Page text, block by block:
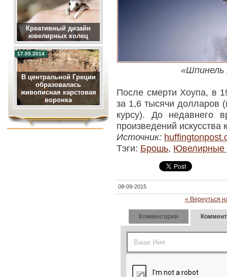
Креативный дизайн
ювелирных колец
В центральной Греции
образовалась
живописная карстовая
воронка
17.05.2014
«Шпинель
После смерти Хоупа, в
за 1,6 тысячи долларов
курсу). До недавнего
произведений
Источник:
Тэги: Брошь, Ювелирные
08-09-2015
« Вернуться
Комментарии